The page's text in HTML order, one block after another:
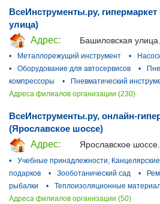
ВсеИнструменты.ру,
улица)
Адрес:
Башиловская улица...
•
Металлорежущий инструмент •
•
Оборудование для автосервисов •
компрессоры
•
Пневматический
Адреса филиалов организации (230)
ВсеИнструменты.ру, онлайн-
(Ярославское шоссе)
Адрес:
Ярославское
•
Учебные принадлежности,
подарков
• Зооботанический сад •
рыбалки
•
Теплоизоляционные
Адреса филиалов организации (50)